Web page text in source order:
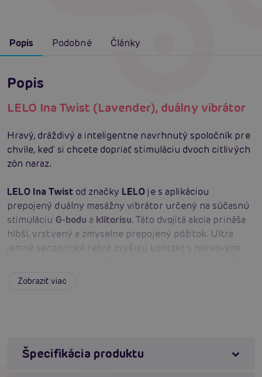
Popis Podobné Články
Popis
LELO Ina Twist (Lavender), duálny vibrátor
Hravý, dráždivý a inteligentne navrhnutý spoločník pre
chvíle, keď si chcete dopriať stimuláciu dvoch citlivých
zón naraz.
LELO Ina Twistod značky LELO je s aplikáciou
prepojený duálny masážny vibrátor určený na súčasnú
stimuláciu G-bodu a klitorisu. Táto dvojitá akcia prináša
hlbší, vrstvený a zmyselne prepojený pôžitok. Ultra
jemné senzorické rebrá zvyšujú kontakt s nervovými
plnšie a vzrušujúcejšie. K dispozícii máte
komfort pri používaní a zároveň dodáva dotykom
luxusný charakter. Vďakavodoodolnému vyhotoveniu
Zobraziť viac
Špecifikácia produktu